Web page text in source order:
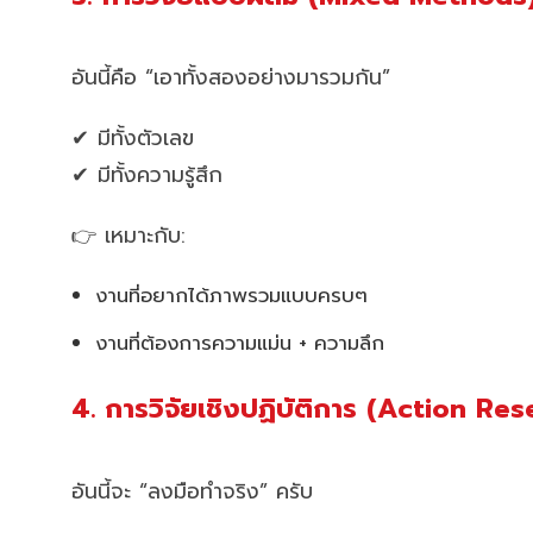
อันนี้คือ “เอาทั้งสองอย่างมารวมกัน”
✔ มีทั้งตัวเลข
✔ มีทั้งความรู้สึก
👉 เหมาะกับ:
งานที่อยากได้ภาพรวมแบบครบๆ
งานที่ต้องการความแม่น + ความลึก
4. การวิจัยเชิงปฏิบัติการ (Action
อันนี้จะ “ลงมือทำจริง” ครับ